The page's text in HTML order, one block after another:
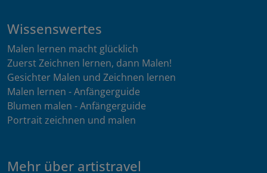
Wissenswertes
Malen lernen macht glücklich
Zuerst Zeichnen lernen, dann Malen!
Gesichter Malen und Zeichnen lernen
Malen lernen - Anfängerguide
Blumen malen - Anfängerguide
Portrait zeichnen und malen
Mehr über artistravel